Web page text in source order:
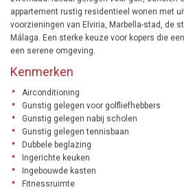
appartement rustig residentieel wonen met
voorzieningen van Elviria, Marbella-stad, de
Málaga. Een sterke keuze voor kopers die
een serene omgeving.
Kenmerken
Airconditioning
Gunstig gelegen voor golfliefhebbers
Gunstig gelegen nabij scholen
Gunstig gelegen tennisbaan
Dubbele beglazing
Ingerichte keuken
Ingebouwde kasten
Fitnessruimte